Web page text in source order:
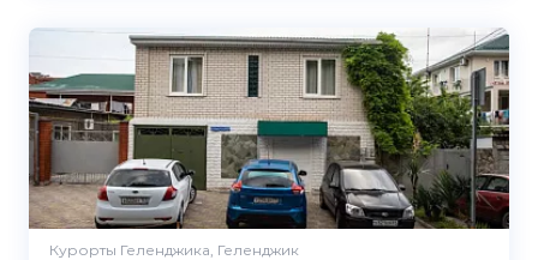
Курорты Геленджика, Геленджик